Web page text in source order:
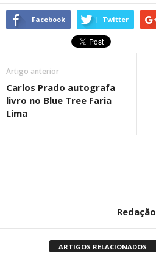
Facebook Twitter
Artigo anterior
Carlos Prado autografa
livro no Blue Tree Faria
Lima
Redação
ARTIGOS RELACIONADOS